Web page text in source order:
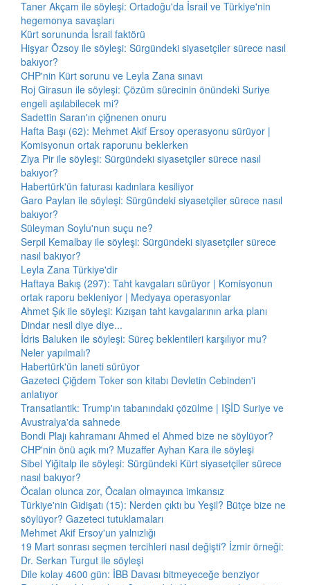
Taner Akçam ile söyleşi: Ortadoğu'da İsrail ve Türkiye'nin
hegemonya savaşları
Kürt sorununda İsrail faktörü
Hişyar Özsoy ile söyleşi: Sürgündeki siyasetçiler sürece nasıl
bakıyor?
CHP'nin Kürt sorunu ve Leyla Zana sınavı
Roj Girasun ile söyleşi: Çözüm sürecinin önündeki Suriye
engeli aşılabilecek mi?
Sadettin Saran'ın çiğnenen onuru
Hafta Başı (62): Mehmet Akif Ersoy operasyonu sürüyor |
Komisyonun ortak raporunu beklerken
Ziya Pir ile söyleşi: Sürgündeki siyasetçiler sürece nasıl
bakıyor?
Habertürk'ün faturası kadınlara kesiliyor
Garo Paylan ile söyleşi: Sürgündeki siyasetçiler sürece nasıl
bakıyor?
Süleyman Soylu'nun suçu ne?
Serpil Kemalbay ile söyleşi: Sürgündeki siyasetçiler sürece
nasıl bakıyor?
Leyla Zana Türkiye'dir
Haftaya Bakış (297): Taht kavgaları sürüyor | Komisyonun
ortak raporu bekleniyor | Medyaya operasyonlar
Ahmet Şık ile söyleşi: Kızışan taht kavgalarının arka planı
Dindar nesil diye diye...
İdris Baluken ile söyleşi: Süreç beklentileri karşılıyor mu?
Neler yapılmalı?
Habertürk'ün laneti sürüyor
Gazeteci Çiğdem Toker son kitabı Devletin Cebinden'i
anlatıyor
Transatlantik: Trump'ın tabanındaki çözülme | IŞİD Suriye ve
Avustralya'da sahnede
Bondi Plajı kahramanı Ahmed el Ahmed bize ne söylüyor?
CHP'nin önü açık mı? Muzaffer Ayhan Kara ile söyleşi
Sibel Yiğitalp ile söyleşi: Sürgündeki Kürt siyasetçiler sürece
nasıl bakıyor?
Öcalan olunca zor, Öcalan olmayınca imkansız
Türkiye'nin Gidişatı (15): Nerden çıktı bu Yeşil? Bütçe bize ne
söylüyor? Gazeteci tutuklamaları
Mehmet Akif Ersoy'un yalnızlığı
19 Mart sonrası seçmen tercihleri nasıl değişti? İzmir örneği:
Dr. Serkan Turgut ile söyleşi
Dile kolay 4600 gün: İBB Davası bitmeyeceğe benziyor